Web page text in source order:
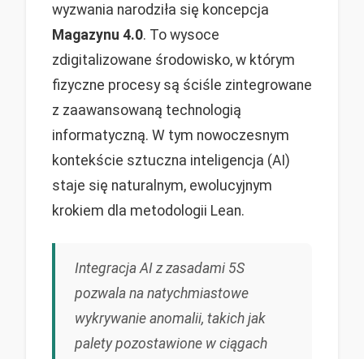
wyzwania narodziła się koncepcja
Magazynu 4.0. To wysoce
zdigitalizowane środowisko, w którym
fizyczne procesy są ściśle zintegrowane
z zaawansowaną technologią
informatyczną. W tym nowoczesnym
kontekście sztuczna inteligencja (AI)
staje się naturalnym, ewolucyjnym
krokiem dla metodologii Lean.
Integracja AI z zasadami 5S
pozwala na natychmiastowe
wykrywanie anomalii, takich jak
palety pozostawione w ciągach